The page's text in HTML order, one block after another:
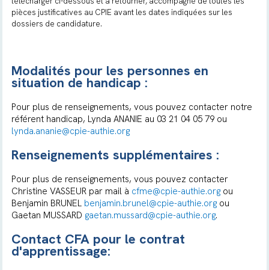
pièces justificatives au CPIE avant les dates indiquées sur les
dossiers de candidature.
Modalités pour les personnes en
situation de handicap :
Pour plus de renseignements, vous pouvez contacter notre
référent handicap, Lynda ANANIE au 03 21 04 05 79 ou
lynda.ananie@cpie-authie.org
Renseignements supplémentaires :
Pour plus de renseignements, vous pouvez contacter
Christine VASSEUR par mail à cfme@cpie-authie.orgou
Benjamin BRUNEL benjamin.brunel@cpie-authie.org ou
Gaetan MUSSARD gaetan.mussard@cpie-authie.org.
Contact CFA pour le contrat
d'apprentissage: